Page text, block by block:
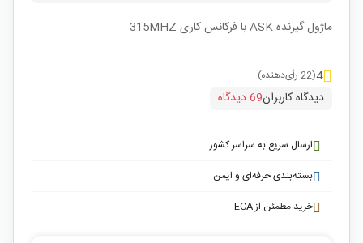
ماژول گیرنده ASK با فرکانس کاری 315MHZ
4(22 رأی‌دهنده)
دیدگاه کاربران69 دیدگاه
ارسال سریع به سراسر کشور
بسته‌بندی حرفه‌ای و ایمن
خرید مطمئن از ECA